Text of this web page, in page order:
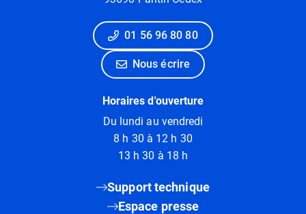
01 56 96 80 80
Nous écrire
Horaires d'ouverture
Du lundi au vendredi
8 h 30 à 12 h 30
13 h 30 à 18 h
Support technique
Espace presse